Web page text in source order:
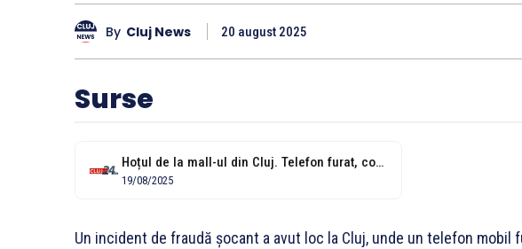
By Cluj News 20 august 2025
Surse
Hoțul de la mall-ul din Cluj. Telefon furat, conturi golite de aproape...
19/08/2025
Un incident de fraudă șocant a avut loc la Cluj, unde un telefon mobil